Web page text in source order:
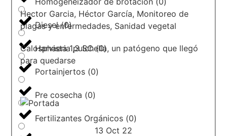
Diesel (0)
Harvista 1,3 SC (0)
Portainjertos (0)
Pre cosecha (0)
Fertilizantes Orgánicos (0)
Hector Garcia, Héctor García, Monitoreo de
plagas y enfermedades, Sanidad vegetal
Calosphaeria pulchella, un patógeno que llegó
para quedarse
13 Oct 22